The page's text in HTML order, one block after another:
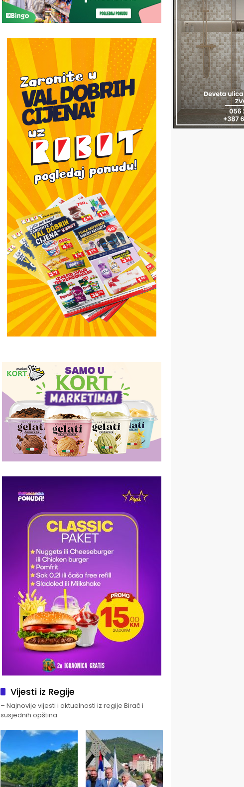
Vijesti iz Regije
– Najnovije vijesti i aktuelnosti iz regije Birač i
susjednih opština.